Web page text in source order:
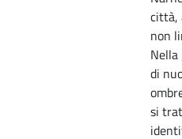
città,
non
Nella
di
si